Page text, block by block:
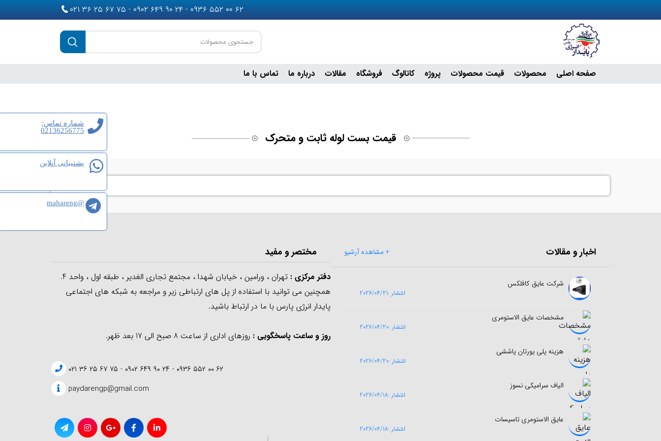
شماره تماس:
02136256775
پشتیبانی آنلاین
@mahareng
۶۲ ۰۰ ۵۵۲ ۰۹۳۶ - ۲۴ ۹۰ ۶۴۹ ۰۹۰۲ - ۷۵ ۶۷ ۲۵ ۳۶ ۰۲۱
صفحه اصلی محصولات قیمت محصولات پروژه کاتالوگ فروشگاه مقالات درباره ما تماس با ما
قیمت بست لوله ثابت و متحرک
اخبار و مقالات + مشاهده آرشیو
شرکت عایق کافلکس
انتشار :2026/04/21
مشخصات عایق الاستومری
انتشار :2026/04/20
هزینه پلی یورتان پاششی
انتشار :2026/04/20
الیاف سرامیکی نسوز
انتشار :2026/04/18
عایق الاستومری تاسیسات
انتشار :2026/04/18
مختصر و مفید
دفتر مرکزی : تهران ، ورامین ، خیابان شهدا ، مجتمع تجاری الغدیر ، طبقه اول ، واحد 4.
همچنین می توانید با استفاده از پل های ارتباطی زیر و مراجعه به شبکه های اجتماعی
پایدار انرژی پارس با ما در ارتباط باشید.
روز و ساعت پاسخگویی : روزهای اداری از ساعت 8 صبح الی 17 بعد ظهر.
۶۲ ۰۰ ۵۵۲ ۰۹۳۶ - ۲۴ ۹۰ ۶۴۹ ۰۹۰۲ - ۷۵ ۶۷ ۲۵ ۳۶ ۰۲۱
paydarengp@gmail.com